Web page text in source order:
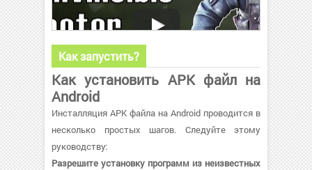
Как запустить?
Как установить APK файл на
Android
Инсталляция APK файла на Android проводится в
несколько простых шагов. Следуйте этому
руководству:
Разрешите установку программ из неизвестных